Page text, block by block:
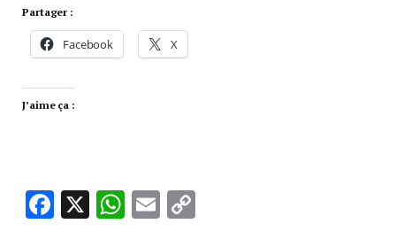
Partager :
Facebook X
J’aime ça :
Facebook
X WhatsApp
Email